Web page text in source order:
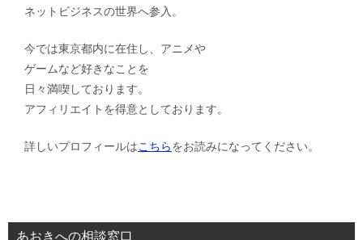
ネットビジネスの世界へ参入。
今では東京都内に在住し、アニメや
ゲームなど好きなことを
日々満喫しております。
アフィリエイトを得意としております。
詳しいプロフィールはこちらをお読みになってください。
あおきへの相談窓口